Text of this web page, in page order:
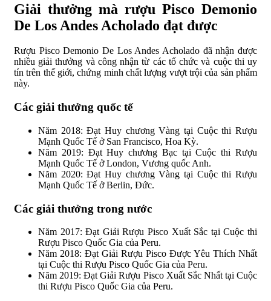
Giải thưởng mà rượu Pisco Demonio
De Los Andes Acholado đạt được
Rượu Pisco Demonio De Los Andes Acholado đã nhận được
nhiều giải thưởng và công nhận từ các tổ chức và cuộc thi uy
tín trên thế giới, chứng minh chất lượng vượt trội của sản phẩm
này.
Các giải thưởng quốc tế
Năm 2018: Đạt Huy chương Vàng tại Cuộc thi Rượu
Mạnh Quốc Tế ở San Francisco, Hoa Kỳ.
Năm 2019: Đạt Huy chương Bạc tại Cuộc thi Rượu
Mạnh Quốc Tế ở London, Vương quốc Anh.
Năm 2020: Đạt Huy chương Vàng tại Cuộc thi Rượu
Mạnh Quốc Tế ở Berlin, Đức.
Các giải thưởng trong nước
Năm 2017: Đạt Giải Rượu Pisco Xuất Sắc tại Cuộc thi
Rượu Pisco Quốc Gia của Peru.
Năm 2018: Đạt Giải Rượu Pisco Được Yêu Thích Nhất
tại Cuộc thi Rượu Pisco Quốc Gia của Peru.
Năm 2019: Đạt Giải Rượu Pisco Xuất Sắc Nhất tại Cuộc
thi Rượu Pisco Quốc Gia của Peru.